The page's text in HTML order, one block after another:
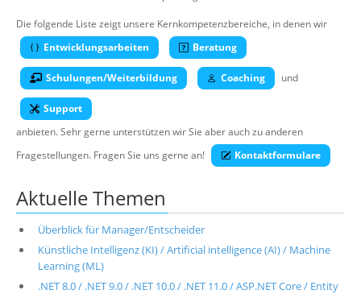
Suche
Die folgende Liste zeigt unsere Kernkompetenzbereiche, in denen wir
Entwicklungsarbeiten
Beratung
Schulungen/Weiterbildung Coaching und
Support
anbieten. Sehr gerne unterstützen wir Sie aber auch zu anderen
Fragestellungen. Fragen Sie uns gerne an!
Kontaktformulare
Aktuelle Themen
Überblick für Manager/Entscheider
Künstliche Intelligenz (KI) / Artificial intelligence (AI) / Machine
Learning (ML)
.NET 8.0 / .NET 9.0 / .NET 10.0 / .NET 11.0 / ASP.NET Core / Entity